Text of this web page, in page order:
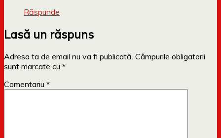
Răspunde
Lasă un răspuns
Adresa ta de email nu va fi publicată. Câmpurile obligatorii
sunt marcate cu *
Comentariu *